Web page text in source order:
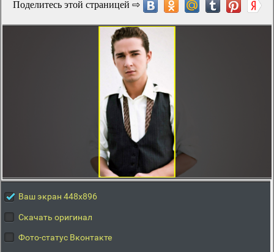
Ваш экран 448x896
Скачать оригинал
Фото-статус Вконтакте